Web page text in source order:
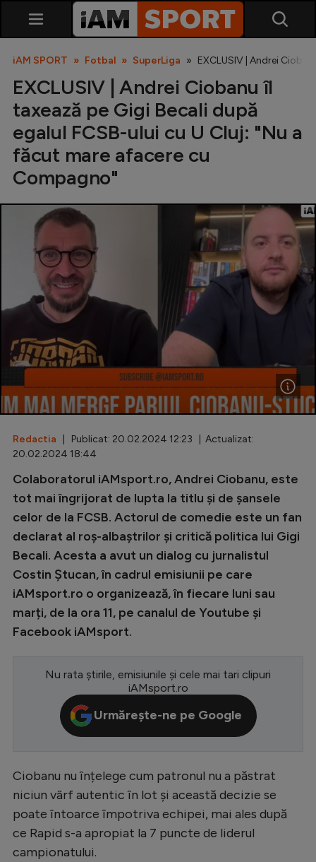
SuperLiga
Cupa României
Echipa Națională
U21
Fotbal feminin
Special
Diverse
Inedit
Champions League
Europa League
Conference League
CM 2026
Premier League
LaLiga
Bundesliga
Ligue 1
EURO 2024
Stranieri
Clasamente
iAM SPORT Fotbal SuperLiga EXCLUSIV | Andrei
EXCLUSIV | Andrei Ciobanu îl
taxează pe Gigi Becali după
egalul FCSB-ului cu U Cluj: "Nu a
făcut mare afacere cu
Compagno"
Redactia | Publicat: 20.02.2024 12:23 | Actualizat:
20.02.2024 18:44
Colaboratorul iAMsport.ro, Andrei Ciobanu, este
tot mai îngrijorat de lupta la titlu și de șansele
celor de la FCSB. Actorul de comedie este un fan
declarat al roș-albaștrilor și critică politica lui Gigi
Becali. Acesta a avut un dialog cu jurnalistul
Costin Ștucan, în cadrul emisiunii pe care
iAMsport.ro o organizează, în fiecare luni sau
marți, de la ora 11, pe canalul de Youtube și
Facebook iAMsport.
Nu rata știrile, emisiunile și cele mai tari clipuri
iAMsport.ro
Urmărește-ne pe Google
Ciobanu nu înțelege cum patronul nu a păstrat
niciun vârf autentic în lot și această decizie se
poate întoarce împotriva echipei, mai ales după
ce Rapid s-a apropiat la 7 puncte de liderul
campionatului.